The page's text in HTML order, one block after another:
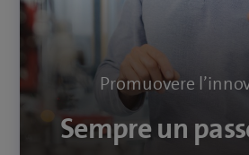
Promuovere
Sempre un
Maggiori informazioni